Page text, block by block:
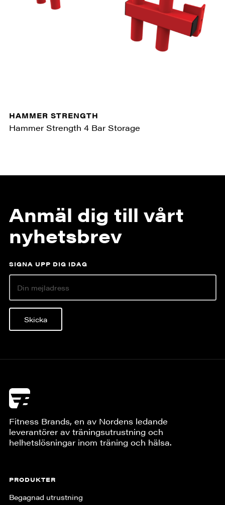
HAMMER STRENGTH
Hammer Strength 4 Bar Storage
Anmäl dig till vårt
nyhetsbrev
SIGNA UPP DIG IDAG
Skicka
Fitness Brands, en av Nordens ledande
leverantörer av träningsutrustning och
helhetslösningar inom träning och hälsa.
PRODUKTER
Begagnad utrustning